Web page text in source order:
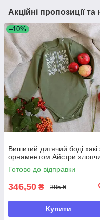
Акційні пропозиції
–10%
Вишитий дитячий боді хакі
орнаментом Айстри
Готово до відправки
346,50 ₴ 385 ₴
Купити